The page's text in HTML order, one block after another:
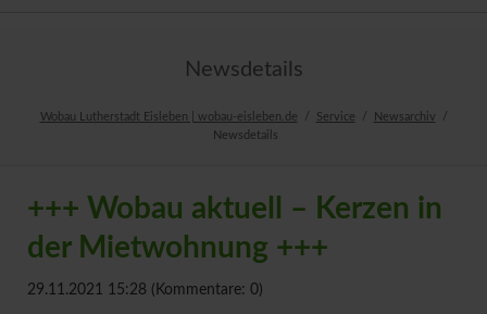
Newsdetails
Wobau Lutherstadt Eisleben | wobau-eisleben.de Service
Newsarchiv
Newsdetails
+++ Wobau aktuell – Kerzen in
der Mietwohnung +++
29.11.2021 15:28 (Kommentare: 0)